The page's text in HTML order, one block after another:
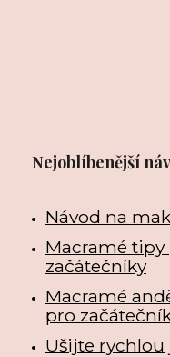
Nejoblíbenější
Návod na
Macramé tipy
začátečníky
Macramé
pro
Ušijte